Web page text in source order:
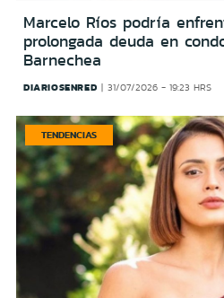
Marcelo Ríos podría
prolongada deuda en
Barnechea
DIARIOSENRED 31/07/2026 - 19:23 HRS
TENDENCIAS